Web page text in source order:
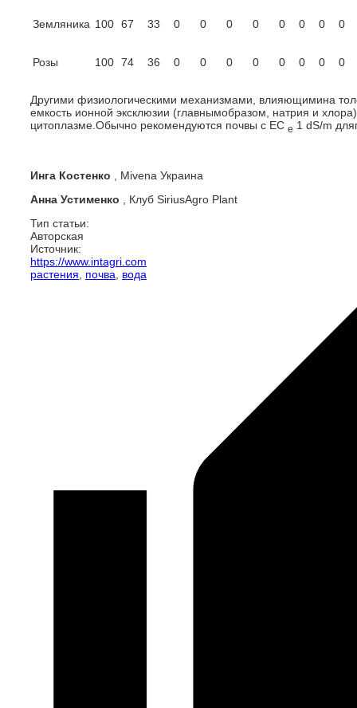
Земляника 100 67 33 0 0 0 0 0 0 0 0
Розы 100 74 36 0 0 0 0 0 0 0 0
Другими физиологическими механизмами, влияющимина
емкость ионной эксклюзии (главнымобразом, натрия и
цитоплазме.Обычно рекомендуются почвы с EC е 1 dS/m
Инга Костенко
, Mivena Украина
Анна Устименко
, Клуб SiriusAgro Plant
Тип статьи:
Авторская
Источник:
https://www.intagri.com
растения
почва вода